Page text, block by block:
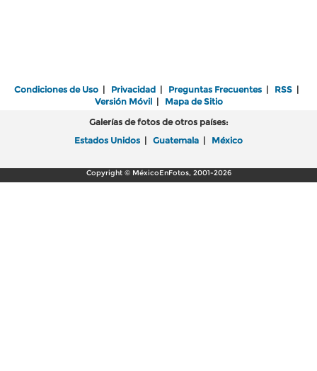
Condiciones de Uso | Privacidad | Preguntas Frecuentes | RSS |
Versión Móvil| Mapa de Sitio
Galerías de fotos de otros países:
Estados Unidos | Guatemala | México
Copyright © MéxicoEnFotos, 2001-2026